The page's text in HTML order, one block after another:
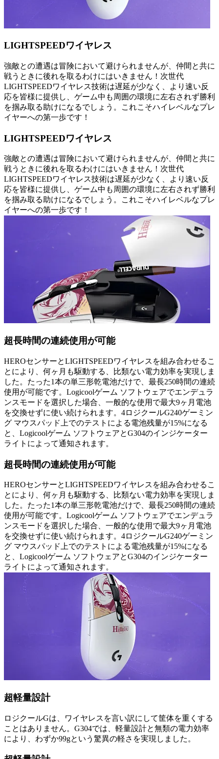
LIGHTSPEEDワイヤレス
強敵との遭遇は冒険において避けられませんが、仲間と共に
戦うときに後れを取るわけにはいきません！次世代
LIGHTSPEEDワイヤレス技術は遅延が少なく、より速い反
応を皆様に提供し、ゲーム中も周囲の環境に左右されず勝利
を掴み取る助けになるでしょう。これこそハイレベルなプレ
イヤーへの第一歩です！
LIGHTSPEEDワイヤレス
強敵との遭遇は冒険において避けられませんが、仲間と共に
戦うときに後れを取るわけにはいきません！次世代
LIGHTSPEEDワイヤレス技術は遅延が少なく、より速い反
応を皆様に提供し、ゲーム中も周囲の環境に左右されず勝利
を掴み取る助けになるでしょう。これこそハイレベルなプレ
イヤーへの第一歩です！
超長時間の連続使用が可能
HEROセンサーとLIGHTSPEEDワイヤレスを組み合わせるこ
とにより、何ヶ月も駆動する、比類ない電力効率を実現しま
した。たった1本の単三形乾電池だけで、最長250時間の連続
使用が可能です。Logicoolゲーム ソフトウェアでエンデュラ
ンスモードを選択した場合、一般的な使用で最大9ヶ月電池
を交換せずに使い続けられます。4ロジクールG240ゲーミン
グ マウスパッド上でのテストによる電池残量が15%になる
と、Logicoolゲーム ソフトウェアとG304のインジケーター
ライトによって通知されます。
超長時間の連続使用が可能
HEROセンサーとLIGHTSPEEDワイヤレスを組み合わせるこ
とにより、何ヶ月も駆動する、比類ない電力効率を実現しま
した。たった1本の単三形乾電池だけで、最長250時間の連続
使用が可能です。Logicoolゲーム ソフトウェアでエンデュラ
ンスモードを選択した場合、一般的な使用で最大9ヶ月電池
を交換せずに使い続けられます。4ロジクールG240ゲーミン
グ マウスパッド上でのテストによる電池残量が15%になる
と、Logicoolゲーム ソフトウェアとG304のインジケーター
ライトによって通知されます。
超軽量設計
ロジクールGは、ワイヤレスを言い訳にして筐体を重くする
ことはありません。G304では、軽量設計と無類の電力効率
により、わずか99gという驚異の軽さを実現しました。